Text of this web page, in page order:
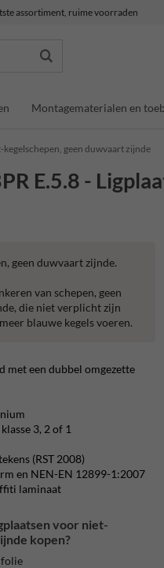
assortiment, ruime voorraden
Montagematerialen en
geen duwvaart zijnde
E.5.8 -
geen duwvaart zijnde.
van schepen, geen
die niet verplicht zijn
blauwe kegels voeren.
een dubbel omgezette
3, 2 of 1
(RST 2008)
en NEN-EN 12899-1:2007
laminaat
voor niet-
kopen?
folie